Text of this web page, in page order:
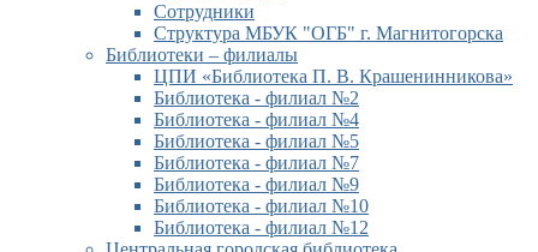
Сотрудники
Структура МБУК "ОГБ" г. Магнитогорска
Библиотеки – филиалы
ЦПИ «Библиотека П. В. Крашенинникова»
Библиотека - филиал №2
Библиотека - филиал №4
Библиотека - филиал №5
Библиотека - филиал №7
Библиотека - филиал №9
Библиотека - филиал №10
Библиотека - филиал №12